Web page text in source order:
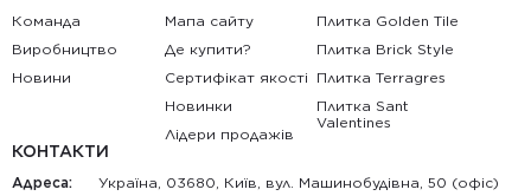
Команда
Виробництво
Новини
Мапа сайту
Де купити?
Сертифікат якості
Новинки
Лідери продажів
Плитка Golden Tile
Плитка Brick Style
Плитка Terragres
Плитка Sant
Valentines
КОНТАКТИ
Адреса: Україна, 03680, Київ, вул. Машинобудівна, 50 (офіс)